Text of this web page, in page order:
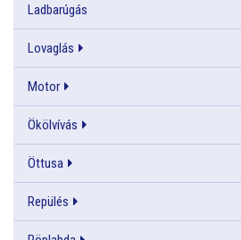
Ladbarúgás
Lovaglás
Motor
Ökölvívás
Öttusa
Repülés